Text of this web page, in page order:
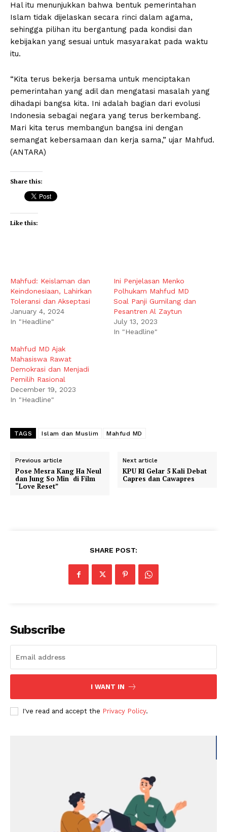
Hal itu menunjukkan bahwa bentuk pemerintahan
Islam tidak dijelaskan secara rinci dalam agama,
sehingga pilihan itu bergantung pada kondisi dan
kebijakan yang sesuai untuk masyarakat pada waktu
itu.
“Kita terus bekerja bersama untuk menciptakan
pemerintahan yang adil dan mengatasi masalah yang
dihadapi bangsa kita. Ini adalah bagian dari evolusi
Indonesia sebagai negara yang terus berkembang.
Mari kita terus membangun bangsa ini dengan
semangat kebersamaan dan kerja sama,” ujar Mahfud.
(ANTARA)
Share this:
Like this:
Mahfud: Keislaman dan
Keindonesiaan, Lahirkan
Toleransi dan Akseptasi
January 4, 2024
In "Headline"
Ini Penjelasan Menko
Polhukam Mahfud MD
Soal Panji Gumilang dan
Pesantren Al Zaytun
July 13, 2023
In "Headline"
Mahfud MD Ajak
Mahasiswa Rawat
Demokrasi dan Menjadi
Pemilih Rasional
December 19, 2023
In "Headline"
TAGS Islam dan Muslim Mahfud MD
Previous article
Pose Mesra Kang Ha Neul
dan Jung So Min di Film
“Love Reset”
Next article
KPU RI Gelar 5 Kali Debat
Capres dan Cawapres
SHARE POST:
Subscribe
I WANT IN
I've read and accept the Privacy Policy.